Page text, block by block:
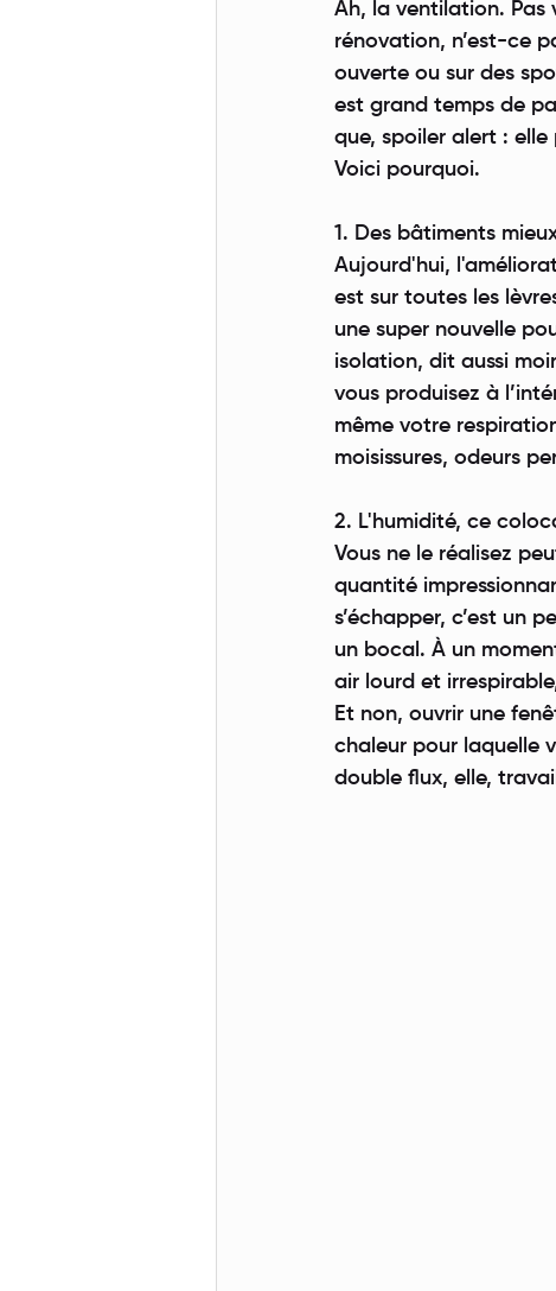
Ah, la ventilation. Pas
rénovation, n’est-ce
ouverte ou sur des
est grand temps de
que, spoiler alert :
Voici pourquoi.
1. Des bâtiments
Aujourd'hui,
est sur toutes les
une super nouvelle
isolation, dit aussi
vous produisez à
même votre
moisissures, odeurs
2. L'humidité, ce
Vous ne le réalisez
quantité
s’échapper, c’est un
un bocal. À un
air lourd et
Et non, ouvrir une
chaleur pour laquelle
double flux, elle,